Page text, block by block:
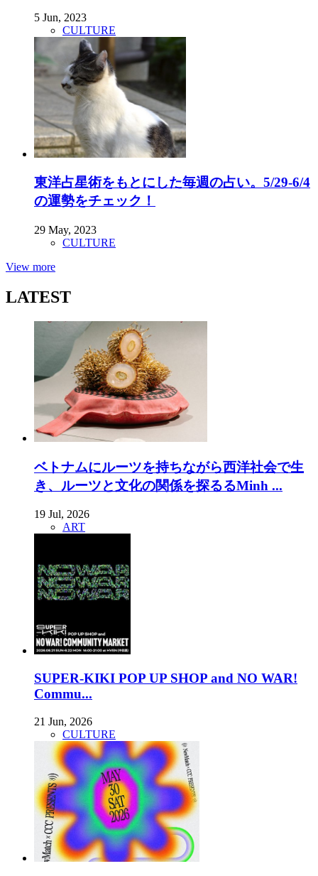
5 Jun, 2023
CULTURE
東洋占星術をもとにした毎週の占い。5/29-6/4
の運勢をチェック！
29 May, 2023
CULTURE
View more
LATEST
ベトナムにルーツを持ちながら西洋社会で生
き、ルーツと文化の関係を探るるMinh ...
19 Jul, 2026
ART
SUPER-KIKI POP UP SHOP and NO WAR!
Commu...
21 Jun, 2026
CULTURE